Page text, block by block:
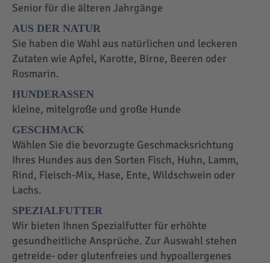
Senior für die älteren Jahrgänge
AUS DER NATUR
Sie haben die Wahl aus natürlichen und leckeren
Zutaten wie Apfel, Karotte, Birne, Beeren oder
Rosmarin.
HUNDERASSEN
kleine, mitelgroße und große Hunde
GESCHMACK
Wählen Sie die bevorzugte Geschmacksrichtung
Ihres Hundes aus den Sorten Fisch, Huhn, Lamm,
Rind, Fleisch-Mix, Hase, Ente, Wildschwein oder
Lachs.
SPEZIALFUTTER
Wir bieten Ihnen Spezialfutter für erhöhte
gesundheitliche Ansprüche. Zur Auswahl stehen
getreide- oder glutenfreies und hypoallergenes